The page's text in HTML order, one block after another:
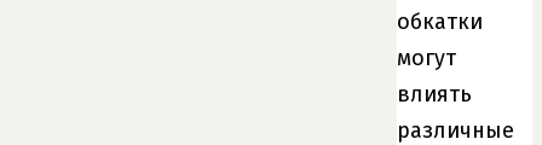
обкатки
могут
влиять
различные